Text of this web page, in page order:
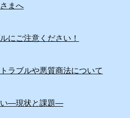
まへ
にご注意ください！
ラブルや悪質商法について
い―現状と課題―